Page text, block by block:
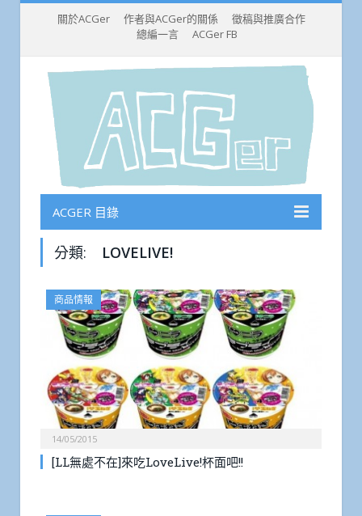
關於ACGer 作者與ACGer的關係
徵稿與推廣合作
總編一言
ACGer FB
ACGER 目錄
分類: LOVELIVE!
商品情報
14/05/2015
[LL無處不在]來吃LoveLive!杯面吧!!